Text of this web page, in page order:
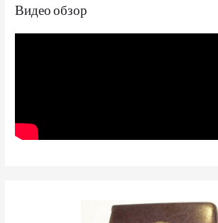
Видео обзор